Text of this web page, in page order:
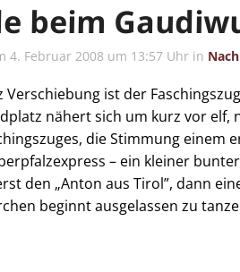
beim
4. Februar 2008 um 13:57 Uhr in
Verschiebung ist der
nähert sich um kurz vor elf,
die Stimmung einem
– ein kleiner
den „Anton aus Tirol”, dann
beginnt ausgelassen zu